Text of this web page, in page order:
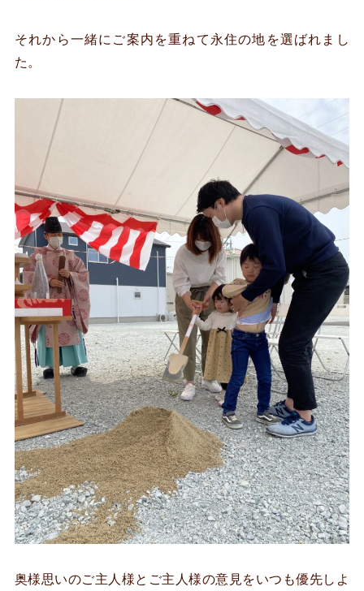
それから一緒にご案内を重ねて永住の地を選ばれまし
た。
奥様思いのご主人様とご主人様の意見をいつも優先しよ